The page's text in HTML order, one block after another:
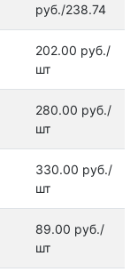
руб./238.74
202.00 руб./
шт
280.00 руб./
шт
330.00 руб./
шт
89.00 руб./
шт